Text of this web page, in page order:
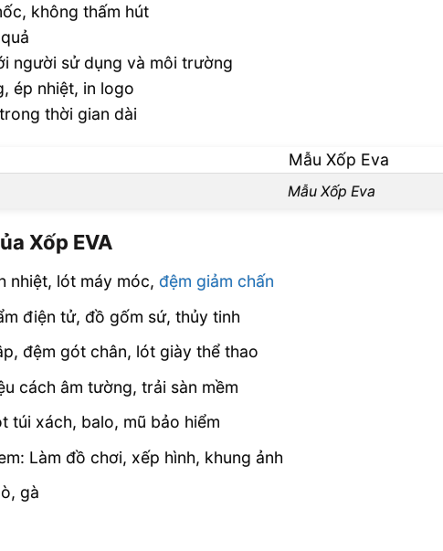
không thấm hút
người sử dụng và môi trường
ép nhiệt, in logo
thời gian dài
Mẫu Xốp Eva
Xốp EVA
nhiệt, lót máy móc,đệm giảm chấn
điện tử, đồ gốm sứ, thủy tinh
đệm gót chân, lót giày thể thao
cách âm tường, trải sàn mềm
túi xách, balo, mũ bảo hiểm
Làm đồ chơi, xếp hình, khung ảnh
gà